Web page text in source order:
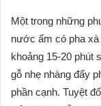
Một trong những
nước ấm có pha xà
khoảng 15-20 phút
gỗ nhẹ nhàng đẩy
phần cạnh. Tuyệt